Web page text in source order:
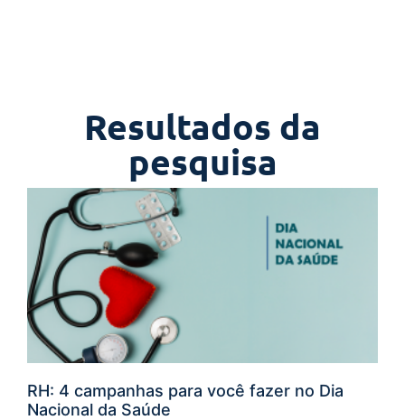
Resultados da
pesquisa
RH: 4 campanhas para você fazer no Dia
Nacional da Saúde